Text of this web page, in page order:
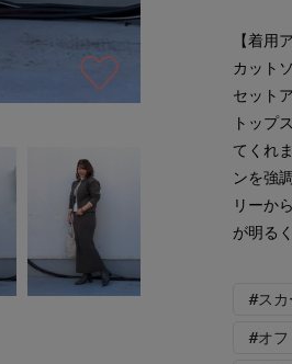
【着
カット
セット
トップ
てくれ
ンを強
リーか
が明る
#スカ
#オ